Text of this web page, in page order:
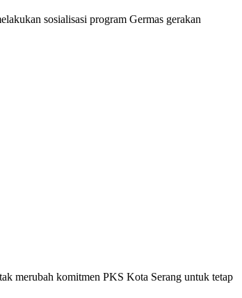
sosialisasi program Germas gerakan
merubah komitmen PKS Kota Serang untuk tetap